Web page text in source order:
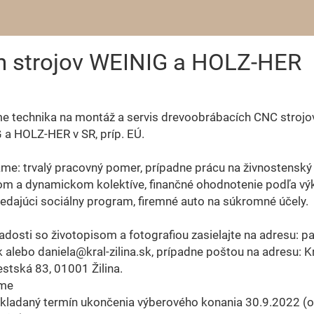
WEINIG a HOLZ-HER
technika na montáž a servis drevoobrábacích CNC
a HOLZ-HER v SR, príp. EÚ.
trvalý pracovný pomer, prípadne prácu na
a dynamickom kolektíve, finančné ohodnotenie podľa
sociálny program, firemné auto na súkromné účely.
so životopisom a fotografiou zasielajte na adresu:
alebo daniela@kral-zilina.sk, prípadne poštou na adresu:
83, 01001 Žilina.
termín ukončenia výberového konania 30.9.2022